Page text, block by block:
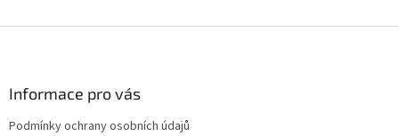
Informace pro vás
Podmínky ochrany osobních údajů